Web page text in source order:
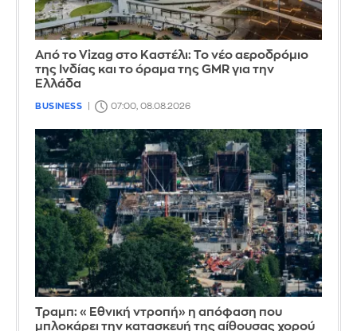
Από το Vizag στο Καστέλι: Το νέο αεροδρόμιο
της Ινδίας και το όραμα της GMR για την
Ελλάδα
BUSINESS 07:00, 08.08.2026
Τραμπ: «Εθνική ντροπή» η απόφαση που
μπλοκάρει την κατασκευή της αίθουσας χορού